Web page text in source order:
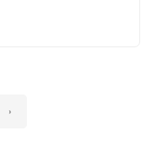
›